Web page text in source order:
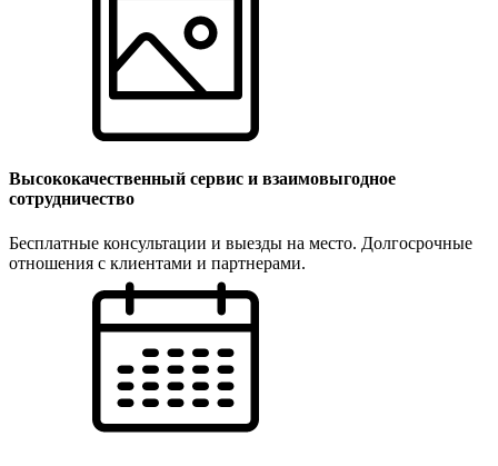
Высококачественный сервис и взаимовыгодное
сотрудничество
Бесплатные консультации и выезды на место. Долгосрочные
отношения с клиентами и партнерами.